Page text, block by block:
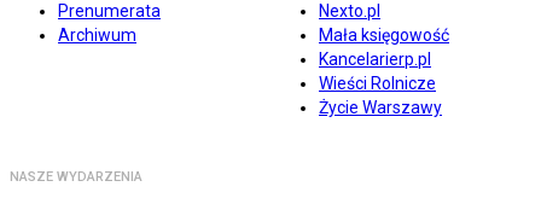
Prenumerata
Archiwum
Nexto.pl
Mała księgowość
Kancelarierp.pl
Wieści Rolnicze
Życie Warszawy
NASZE WYDARZENIA